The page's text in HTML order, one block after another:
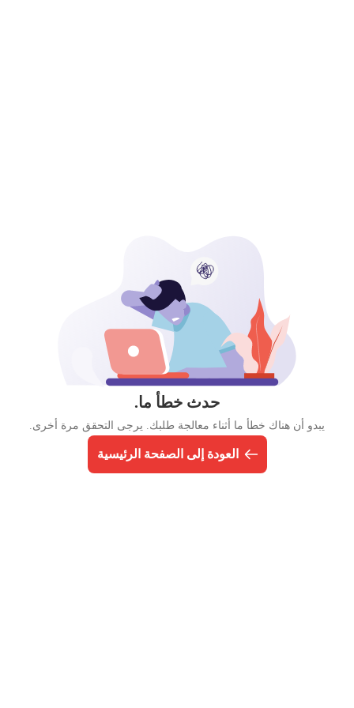
حدث خطأ ما.
يبدو أن هناك خطأ ما أثناء معالجة طلبك. يرجى التحقق مرة أخرى.
العودة إلى الصفحة الرئيسية